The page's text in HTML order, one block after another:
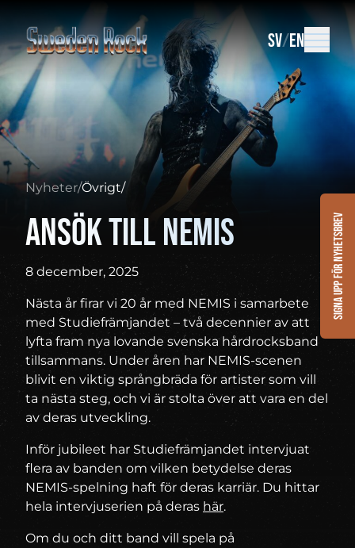
SV EN
Nyheter/Övrigt/
Ansök till NEMIS
8 december, 2025
Nästa år firar vi 20 år med NEMIS i samarbete
med Studiefrämjandet – två decennier av att
lyfta fram nya lovande svenska hårdrocksband
tillsammans. Under åren har NEMIS-scenen
blivit en viktig språngbräda för artister som vill
ta nästa steg, och vi är stolta över att vara en del
av deras utveckling.
Inför jubileet har Studiefrämjandet intervjuat
flera av banden om vilken betydelse deras
NEMIS-spelning haft för deras karriär. Du hittar
hela intervjuserien på deras här.
Om du och ditt band vill spela på
Signa upp för nyhetsbrev